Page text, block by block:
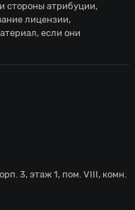
стороны атрибуции,
лицензии,
если они
3, этаж 1, пом. VIII, комн.